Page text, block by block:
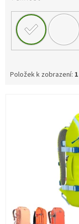
Položek k zobrazení: 1